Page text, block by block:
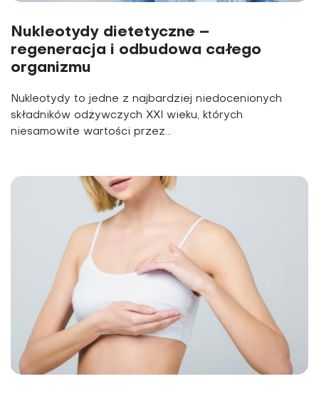
Nukleotydy dietetyczne –
regeneracja i odbudowa całego
organizmu
Nukleotydy to jedne z najbardziej niedocenionych
składników odżywczych XXI wieku, których
niesamowite wartości przez...